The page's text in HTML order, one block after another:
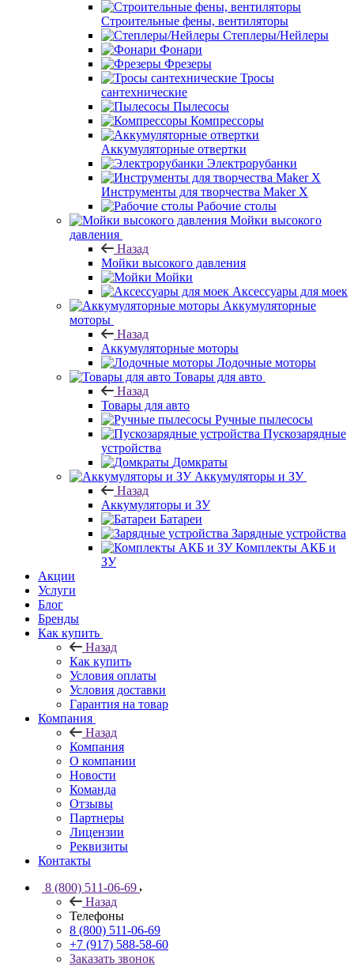
Строительные фены, вентиляторы
Степлеры/Нейлеры
Фонари
Фрезеры
Тросы
сантехнические
Пылесосы
Компрессоры
Аккумуляторные отвертки
Электрорубанки
Инструменты для творчества Maker X
Рабочие столы
Мойки высокого
давления
Назад
Мойки высокого давления
Мойки
Аксессуары для моек
Аккумуляторные
моторы
Назад
Аккумуляторные моторы
Лодочные моторы
Товары для авто
Назад
Товары для авто
Ручные пылесосы
Пускозарядные
устройства
Домкраты
Аккумуляторы и ЗУ
Назад
Аккумуляторы и ЗУ
Батареи
Зарядные устройства
Комплекты АКБ и
ЗУ
Акции
Услуги
Блог
Бренды
Как купить
Назад
Как купить
Условия оплаты
Условия доставки
Гарантия на товар
Компания
Назад
Компания
О компании
Новости
Команда
Отзывы
Партнеры
Лицензии
Реквизиты
Контакты
8 (800) 511-06-69
Назад
Телефоны
8 (800) 511-06-69
+7 (917) 588-58-60
Заказать звонок